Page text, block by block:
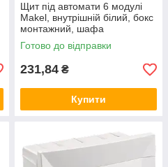
Щит під автомати 6 модулі
Makel, внутрішній білий, бокс
монтажний, шафа
розподільна врізна, Макел
Готово до відправки
231,84 ₴
Купити